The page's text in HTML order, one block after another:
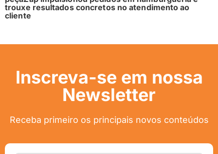
trouxe resultados concretos no atendimento ao
cliente
Inscreva-se em nossa
Newsletter
Receba primeiro os principais novos conteúdos